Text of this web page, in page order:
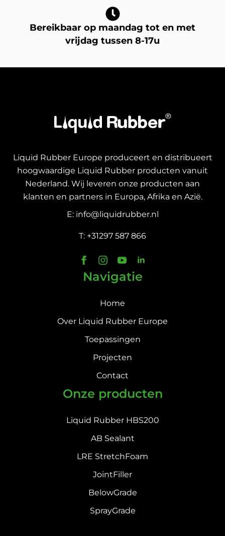
Bereikbaar op maandag tot en met
vrijdag tussen 8-17u
Liquid Rubber Europe produceert en distribueert
hoogwaardige Liquid Rubber producten vanuit
Nederland. Wij leveren onze producten aan
klanten en partners in Europa, Afrika en Azië.
E: info@liquidrubber.nl
T: +31297 587 866
Navigatie
Home
Over Liquid Rubber Europe
Toepassingen
Projecten
Contact
Onze producten
Liquid Rubber HBS200
AB Sealant
LRE StretchFoam
JointFiller
BelowGrade
SprayGrade